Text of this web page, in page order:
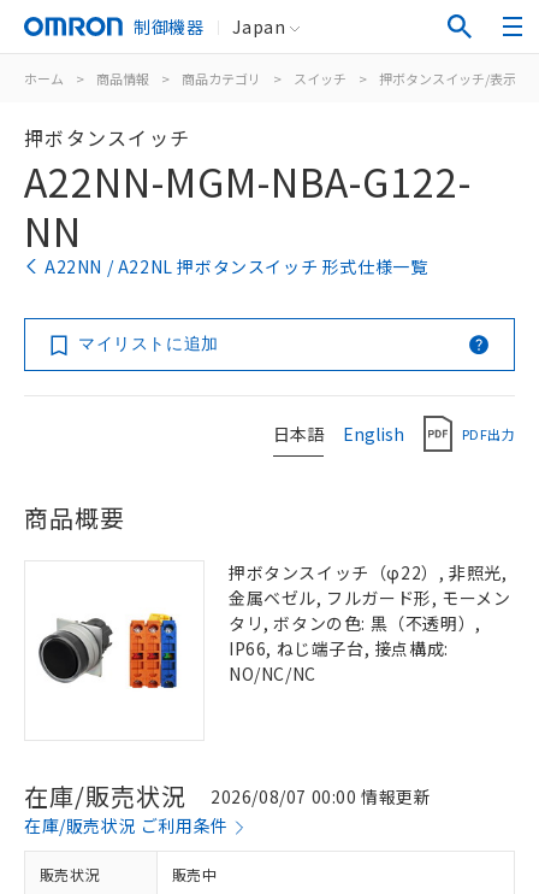
制御機器 Japan
ホーム > 商品情報 > 商品カテゴリ > スイッチ > 押ボタンスイッチ/表示灯
押ボタンスイッチ
A22NN-MGM-NBA-G122-
NN
A22NN / A22NL 押ボタンスイッチ 形式仕様一覧
マイリストに追加
日本語 English PDF出力
商品概要
押ボタンスイッチ（φ22）, 非照光,
金属ベゼル, フルガード形, モーメン
タリ, ボタンの色: 黒（不透明）,
IP66, ねじ端子台, 接点構成:
NO/NC/NC
在庫/販売状況
2026/08/07 00:00 情報更新
在庫/販売状況 ご利用条件
販売状況 販売中